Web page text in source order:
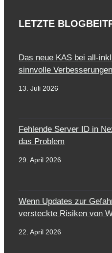
LETZTE
Das neue KAS bei all-
sinnvolle Verbesserungen
13. Juli 2026
Fehlende Server ID in
das Problem
29. April 2026
Wenn Updates zur
versteckte Risiken von
22. April 2026